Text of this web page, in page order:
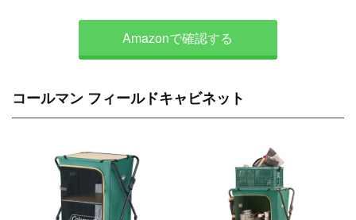
Amazonで確認する
コールマン フィールドキャビネット